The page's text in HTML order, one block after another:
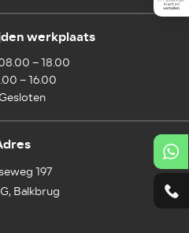
werkplaats
– 18.00
– 16.00
197
Balkbrug